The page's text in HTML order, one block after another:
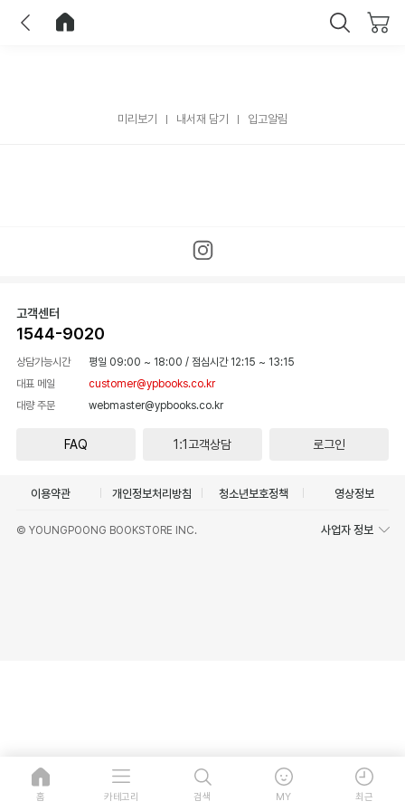
미리보기 내서재 담기 입고알림
고객센터
1544-9020
상담가능시간 평일 09:00 ~ 18:00 / 점심시간 12:15 ~ 13:15
대표 메일
customer@ypbooks.co.kr
대량 주문
webmaster@ypbooks.co.kr
FAQ 1:1고객상담 로그인
이용약관 개인정보처리방침 청소년보호정책 영상정보
© YOUNGPOONG BOOKSTORE INC. 사업자 정보
홈 카테고리 검색 MY 최근